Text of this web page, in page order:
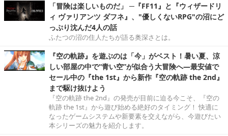
「冒険は楽しいものだ」 ─『FF11』と『ウィザードリ
ィ ヴァリアンツ ダフネ』、"優しくないRPG"の沼にど
っぷり沈んだ4人の話
ふたつの沼の住人たちが語る奥深さとは。
『空の軌跡』を遊ぶのは「今」がベスト！暑い夏、涼
しい部屋の中で“青い空”が似合う大冒険へ―最安値で
セール中の『the 1st』から新作『空の軌跡 the 2nd』
まで駆け抜けよう
『空の軌跡 the 2nd』の発売が目前に迫る今こそ、『空の
軌跡 the 1st』から遊び始める絶好のタイミング！ 快適に
なったゲームシステムや新要素を交えながら、今遊びたい
本シリーズの魅力を紹介します。